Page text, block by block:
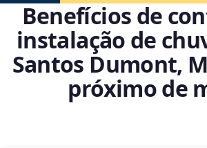
Benefícios de
instalação de
Santos Dumont,
próximo de